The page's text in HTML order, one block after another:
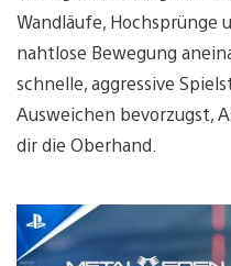
Wandläufe, Hochsprünge
nahtlose Bewegung
schnelle, aggressive
Ausweichen bevorzugst,
dir die Oberhand.